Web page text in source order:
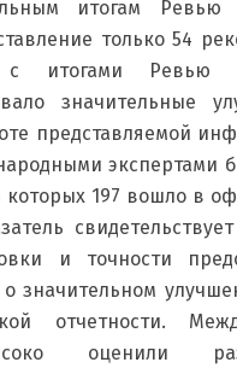
итогам Ревью
только 54
итогами Ревью
значительные
представляемой
экспертами
которых 197 вошло в
и точности
значительном
отчетности.
оценили